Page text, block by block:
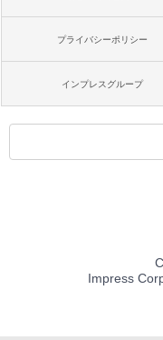
プライバシーポリシー
インプレスグループ
Impress